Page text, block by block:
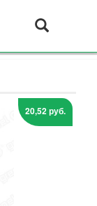
20,52 руб.